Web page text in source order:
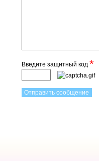
Введите защитный код *